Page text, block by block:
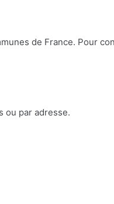
de France. Pour
ou par adresse.